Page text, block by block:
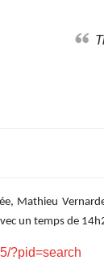
Mathieu
un temps de
?pid=search